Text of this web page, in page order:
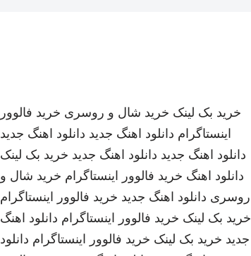
خرید بک لینک خرید شال و روسری خرید فالوور
اینستاگرام دانلود اهنگ جدید دانلود اهنگ جدید
دانلود اهنگ جدید دانلود اهنگ جدید خرید بک لینک
دانلود اهنگ خرید فالوور اینستاگرام خرید شال و
روسری دانلود اهنگ جدید خرید فالوور اینستاگرام
خرید بک لینک خرید فالوور اینستاگرام دانلود اهنگ
جدید خرید بک لینک خرید فالوور اینستاگرام دانلود